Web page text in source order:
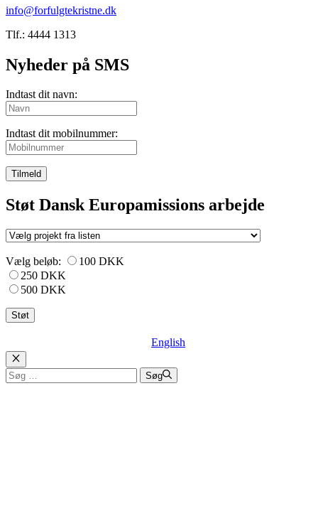
info@forfulgtekristne.dk
Tlf.: 4444 1313
Nyheder på SMS
Indtast dit navn:
Indtast dit mobilnummer:
Tilmeld
Støt Dansk Europamissions arbejde
Vælg beløb:
100 DKK
250 DKK
500 DKK
English
Luk
Søg
efter:
Søg